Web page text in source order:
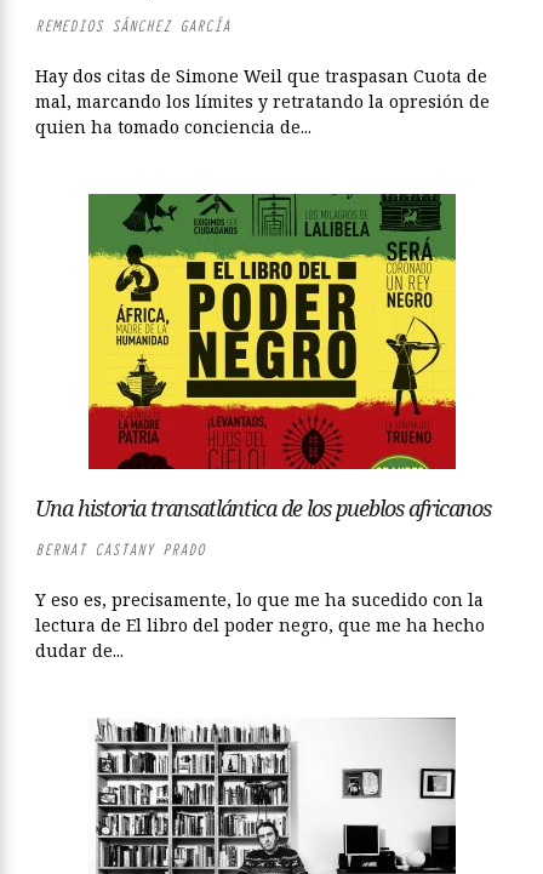
REMEDIOS SÁNCHEZ GARCÍA
Hay dos citas de Simone Weil que traspasan Cuota de
mal, marcando los límites y retratando la opresión de
quien ha tomado conciencia de...
Una historia transatlántica de los pueblos africanos
BERNAT CASTANY PRADO
Y eso es, precisamente, lo que me ha sucedido con la
lectura de El libro del poder negro, que me ha hecho
dudar de...